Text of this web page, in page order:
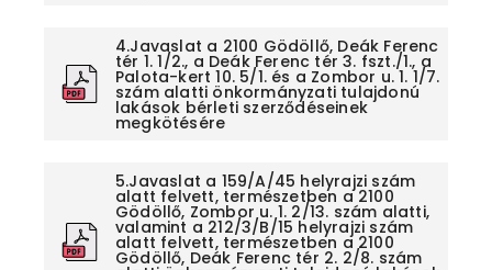
4.Javaslat a 2100 Gödöllő, Deák Ferenc
tér 1. 1/2., a Deák Ferenc tér 3. fszt./1., a
Palota-kert 10. 5/1. és a Zombor u. 1. 1/7.
szám alatti önkormányzati tulajdonú
lakások bérleti szerződéseinek
megkötésére
5.Javaslat a 159/A/45 helyrajzi szám
alatt felvett, természetben a 2100
Gödöllő, Zombor u. 1. 2/13. szám alatti,
valamint a 212/3/B/15 helyrajzi szám
alatt felvett, természetben a 2100
Gödöllő, Deák Ferenc tér 2. 2/8. szám